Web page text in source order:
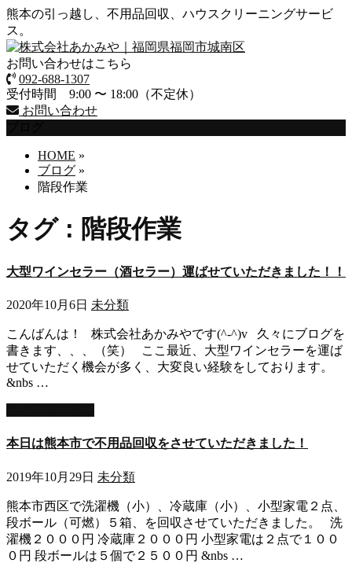
熊本の引っ越し、不用品回収、ハウスクリーニングサービ
ス。
お問い合わせはこちら
092-688-1307
受付時間 9:00 〜 18:00（不定休）
お問い合わせ
HOME »
ブログ »
階段作業
タグ : 階段作業
大型ワインセラー（酒セラー）運ばせていただきました！！
2020年10月6日 未分類
こんばんは！ 株式会社あかみやです(^-^)v 久々にブログを
書きます、、、（笑） ここ最近、大型ワインセラーを運ば
せていただく機会が多く、大変良い経験をしております。
&nbs …
本日は熊本市で不用品回収をさせていただきました！
2019年10月29日 未分類
熊本市西区で洗濯機（小）、冷蔵庫（小）、小型家電２点、
段ボール（可燃）５箱、を回収させていただきました。 洗
濯機２０００円 冷蔵庫２０００円 小型家電は２点で１００
０円 段ボールは５個で２５００円 &nbs …